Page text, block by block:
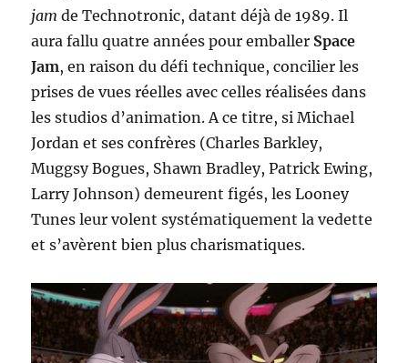
jam de Technotronic, datant déjà de 1989. Il
aura fallu quatre années pour emballer Space
Jam, en raison du défi technique, concilier les
prises de vues réelles avec celles réalisées dans
les studios d’animation. A ce titre, si Michael
Jordan et ses confrères (Charles Barkley,
Muggsy Bogues, Shawn Bradley, Patrick Ewing,
Larry Johnson) demeurent figés, les Looney
Tunes leur volent systématiquement la vedette
et s’avèrent bien plus charismatiques.